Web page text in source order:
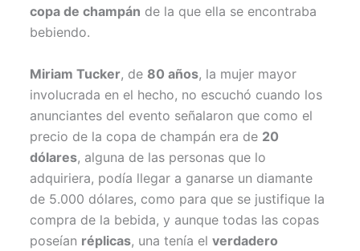
copa de champán de la que ella se encontraba
bebiendo.
Miriam Tucker, de 80 años, la mujer mayor
involucrada en el hecho, no escuchó cuando los
anunciantes del evento señalaron que como el
precio de la copa de champán era de 20
dólares, alguna de las personas que lo
adquiriera, podía llegar a ganarse un diamante
de 5.000 dólares, como para que se justifique la
compra de la bebida, y aunque todas las copas
poseían réplicas, una tenía elverdadero